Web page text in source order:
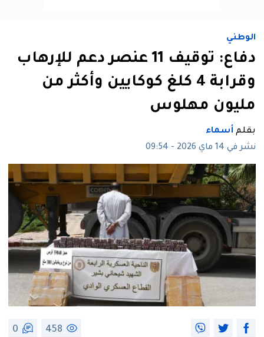
الوطني
دفاع: توقيف 11 عنصر دعم للإرهاب
وقرابة 4 كلغ كوكايين وأكثر من
مليون مهلوس
بقلم أسماء
نشر في 14 ماي 2026 - 09:54
458
0